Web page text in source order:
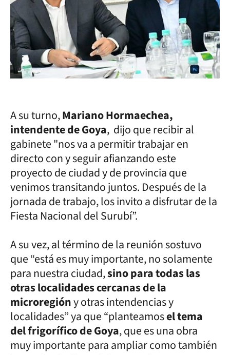
A su turno,Mariano Hormaechea,
intendente de Goya, dijo que recibir al
gabinete "nos va a permitir trabajar en
directo con y seguir afianzando este
proyecto de ciudad y de provincia que
venimos transitando juntos. Después de la
jornada de trabajo, los invito a disfrutar de la
Fiesta Nacional del Surubí”.
A su vez, al término de la reunión sostuvo
que “está es muy importante, no solamente
para nuestra ciudad,sino para todas las
otras localidades cercanas de la
microregióny otras intendencias y
localidades” ya que “planteamosel tema
del frigorífico de Goya, que es una obra
muy importante para ampliar como también